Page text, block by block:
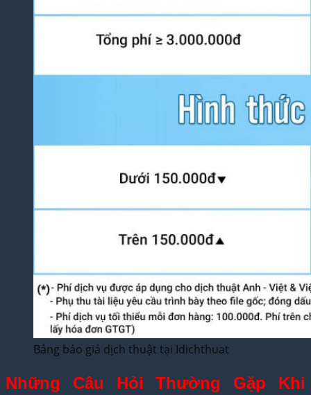
Bảng báo giá dịch thuật tại Idichthuat
Những Câu Hỏi Thường Gặp Khi